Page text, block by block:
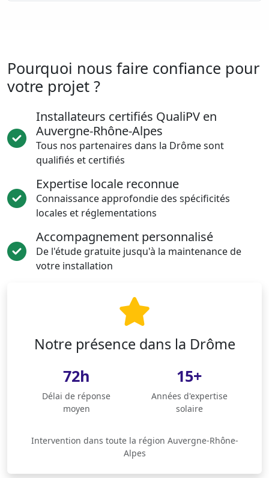
Pourquoi nous faire confiance pour
votre projet ?
Installateurs certifiés QualiPV en
Auvergne-Rhône-Alpes
Tous nos partenaires dans la Drôme sont
qualifiés et certifiés
Expertise locale reconnue
Connaissance approfondie des spécificités
locales et réglementations
Accompagnement personnalisé
De l'étude gratuite jusqu'à la maintenance de
votre installation
Notre présence dans la Drôme
72h
Délai de réponse
moyen
15+
Années d'expertise
solaire
Intervention dans toute la région Auvergne-Rhône-
Alpes